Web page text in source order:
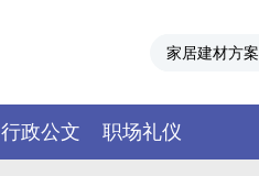
行政公文 职场礼仪